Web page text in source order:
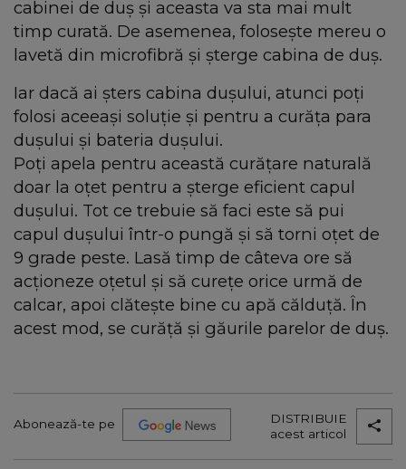
cabinei de duș și aceasta va sta mai mult
timp curată. De asemenea, folosește mereu o
lavetă din microfibră și șterge cabina de duș.
Iar dacă ai șters cabina dușului, atunci poți
folosi aceeași soluție și pentru a curăța para
dușului și bateria dușului.
Poți apela pentru această curățare naturală
doar la oțet pentru a șterge eficient capul
dușului. Tot ce trebuie să faci este să pui
capul dușului într-o pungă și să torni oțet de
9 grade peste. Lasă timp de câteva ore să
acționeze oțetul și să curețe orice urmă de
calcar, apoi clătește bine cu apă călduță. În
acest mod, se curăță și găurile parelor de duș.
Abonează-te pe
DISTRIBUIE
acest articol